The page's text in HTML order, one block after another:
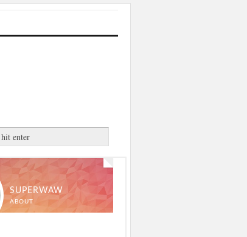
SUPERWAW
ABOUT